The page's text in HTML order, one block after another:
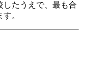
したうえで、最も合
。